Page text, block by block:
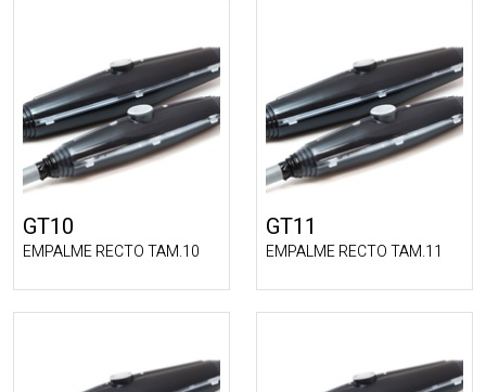
GT10
EMPALME RECTO TAM.10
GT11
EMPALME RECTO TAM.11